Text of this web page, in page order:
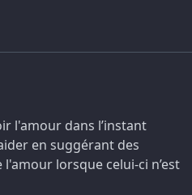
l'amour dans l’instant
en suggérant des
lorsque celui-ci n’est